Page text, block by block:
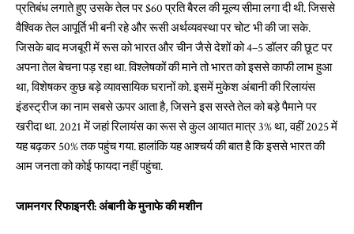
प्रतिबंध लगाते हुए उसके तेल पर $60 प्रति बैरल की मूल्य सीमा लगा दी थी. जिससे
वैश्विक तेल आपूर्ति भी बनी रहे और रूसी अर्थव्यवस्था पर चोट भी की जा सके.
जिसके बाद मजबूरी में रूस को भारत और चीन जैसे देशों को 4–5 डॉलर की छूट पर
अपना तेल बेचना पड़ रहा था. विश्लेषकों की माने तो भारत को इससे काफी लाभ हुआ
था, विशेषकर कुछ बड़े व्यावसायिक घरानों को. इसमें मुकेश अंबानी की रिलायंस
इंडस्ट्रीज का नाम सबसे ऊपर आता है, जिसने इस सस्ते तेल को बड़े पैमाने पर
खरीदा था. 2021 में जहां रिलायंस का रूस से कुल आयात मात्र 3% था, वहीं 2025 में
यह बढ़कर 50% तक पहुंच गया. हालांकि यह आश्चर्य की बात है कि इससे भारत की
आम जनता को कोई फायदा नहीं पहुंचा.
जामनगर रिफाइनरी: अंबानी के मुनाफे की मशीन